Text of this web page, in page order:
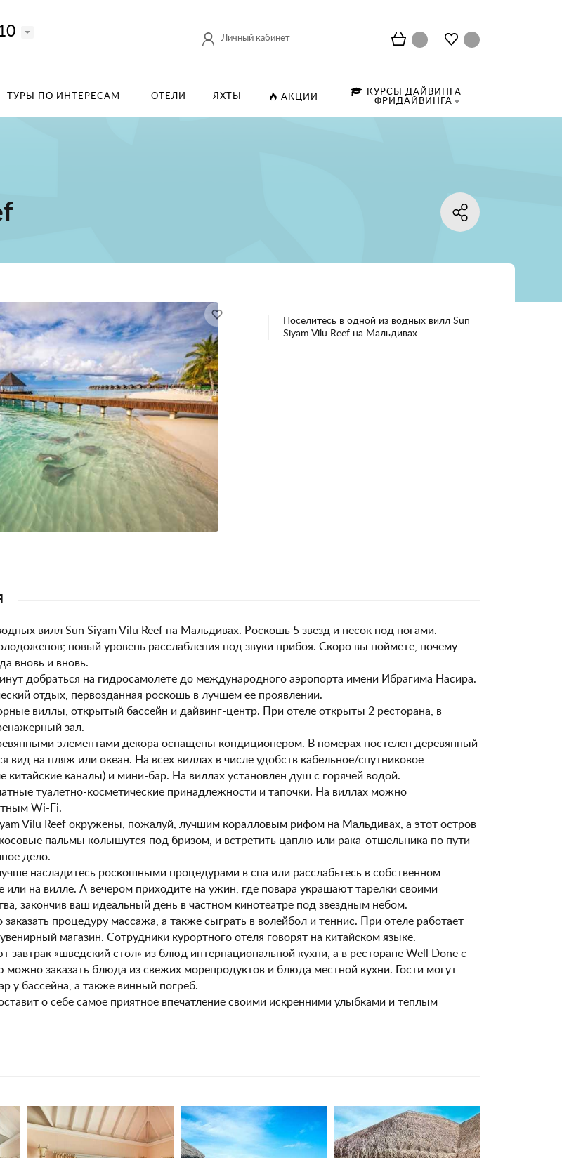
Личный кабинет
ТУРЫ ПО ИНТЕРЕСАМ ОТЕЛИ ЯХТЫ АКЦИИ
КУРСЫ ДАЙВИНГА
ФРИДАЙВИНГА
Поселитесь в одной из водных вилл Sun
Siyam Vilu Reef на Мальдивах.
вилл Sun Siyam Vilu Reef на Мальдивах. Роскошь 5 звезд и песок под ногами.
новый уровень расслабления под звуки прибоя. Скоро вы поймете, почему
вновь и вновь.
добраться на гидросамолете до международного аэропорта имени Ибрагима Насира.
отдых, первозданная роскошь в лучшем ее проявлении.
виллы, открытый бассейн и дайвинг-центр. При отеле открыты 2 ресторана, в
зал.
элементами декора оснащены кондиционером. В номерах постелен деревянный
вид на пляж или океан. На всех виллах в числе удобств кабельное/спутниковое
китайские каналы) и мини-бар. На виллах установлен душ с горячей водой.
туалетно-косметические принадлежности и тапочки. На виллах можно
Wi-Fi.
Vilu Reef окружены, пожалуй, лучшим коралловым рифом на Мальдивах, а этот остров
пальмы колышутся под бризом, и встретить цаплю или рака-отшельника по пути
дело.
насладитесь роскошными процедурами в спа или расслабьтесь в собственном
на вилле. А вечером приходите на ужин, где повара украшают тарелки своими
закончив ваш идеальный день в частном кинотеатре под звездным небом.
процедуру массажа, а также сыграть в волейбол и теннис. При отеле работает
магазин. Сотрудники курортного отеля говорят на китайском языке.
завтрак «шведский стол» из блюд интернациональной кухни, а в ресторане Well Done с
заказать блюда из свежих морепродуктов и блюда местной кухни. Гости могут
у бассейна, а также винный погреб.
о себе самое приятное впечатление своими искренними улыбками и теплым